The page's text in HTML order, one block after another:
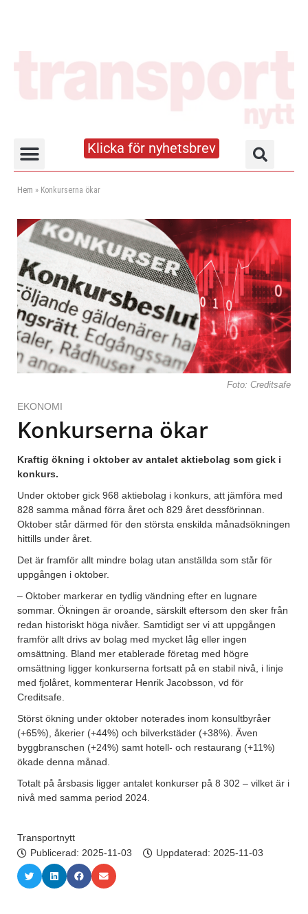
Klicka för nyhetsbrev
Hem » Konkurserna ökar
Foto: Creditsafe
EKONOMI
Konkurserna ökar
Kraftig ökning i oktober av antalet aktiebolag som gick i
konkurs.
Under oktober gick 968 aktiebolag i konkurs, att jämföra med
828 samma månad förra året och 829 året dessförinnan.
Oktober står därmed för den största enskilda månadsökningen
hittills under året.
Det är framför allt mindre bolag utan anställda som står för
uppgången i oktober.
– Oktober markerar en tydlig vändning efter en lugnare
sommar. Ökningen är oroande, särskilt eftersom den sker från
redan historiskt höga nivåer. Samtidigt ser vi att uppgången
framför allt drivs av bolag med mycket låg eller ingen
omsättning. Bland mer etablerade företag med högre
omsättning ligger konkurserna fortsatt på en stabil nivå, i linje
med fjolåret, kommenterar Henrik Jacobsson, vd för
Creditsafe.
Störst ökning under oktober noterades inom konsultbyråer
(+65%), åkerier (+44%) och bilverkstäder (+38%). Även
byggbranschen (+24%) samt hotell- och restaurang (+11%)
ökade denna månad.
Totalt på årsbasis ligger antalet konkurser på 8 302 – vilket är i
nivå med samma period 2024.
Transportnytt
Publicerad: 2025-11-03 Uppdaterad: 2025-11-03